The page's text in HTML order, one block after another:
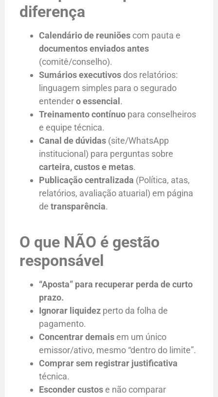
diferença
Calendário de reuniões com pauta e
documentos enviados antes
(comitê/conselho).
Sumários executivos dos relatórios:
linguagem simples para o segurado
entendero essencial.
Treinamento contínuo para conselheiros
e equipe técnica.
Canal de dúvidas (site/WhatsApp
institucional) para perguntas sobre
carteira, custos e metas.
Publicação centralizada (Política, atas,
relatórios, avaliação atuarial) em página
de transparência.
O que NÃO é gestão
responsável
“Aposta” para recuperar perda de curto
prazo.
Ignorar liquidez perto da folha de
pagamento.
Concentrar demais em um único
emissor/ativo, mesmo “dentro do limite”.
Comprar sem registrar justificativa
técnica.
Esconder custos e não comparar